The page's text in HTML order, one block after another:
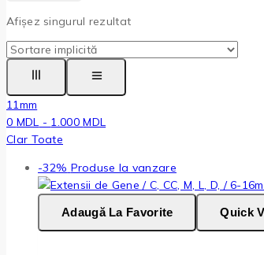
Afișez singurul rezultat
11mm
0 MDL - 1.000MDL
Clar Toate
-32% Produse la vanzare
Adaugă La Favorite Quick